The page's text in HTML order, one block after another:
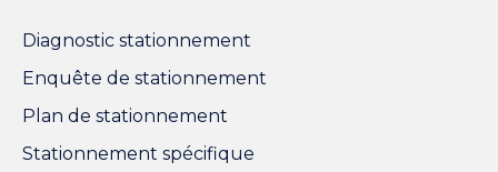
Diagnostic stationnement
Enquête de stationnement
Plan de stationnement
Stationnement spécifique